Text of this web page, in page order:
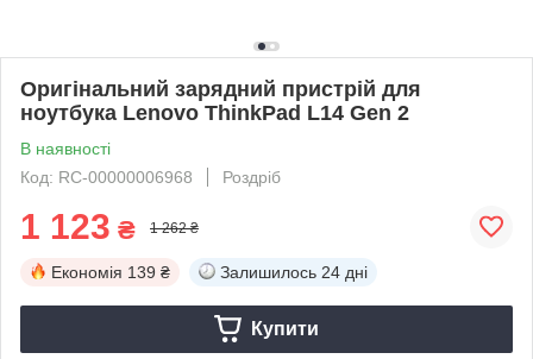
Оригінальний зарядний пристрій для
ноутбука Lenovo ThinkPad L14 Gen 2
В наявності
Код: RC-00000006968
Роздріб
1 123 ₴ 1 262 ₴
Економія 139 ₴ Залишилось 24 дні
Купити